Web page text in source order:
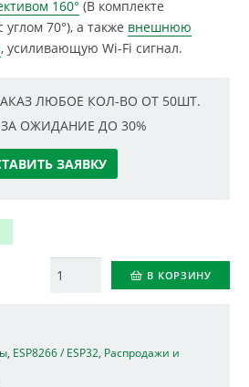
160° (В комплекте
углом 70°), а также внешнюю
, усиливающую Wi-Fi сигнал.
ЛЮБОЕ КОЛ-ВО ОТ 50ШТ.
ОЖИДАНИЕ ДО 30%
ЗАЯВКУ
Количество В КОРЗИНУ
ESP8266 / ESP32 Распродажи и